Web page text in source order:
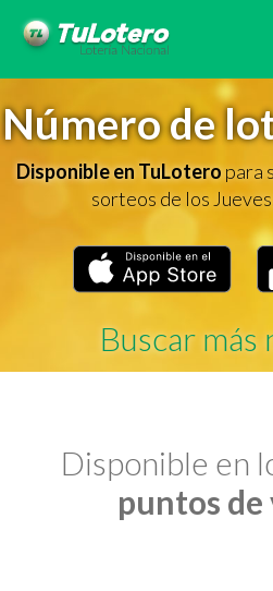
Número de
Disponible en TuLoteropara
sorteos de los
Buscar más
Disponible en
puntos de